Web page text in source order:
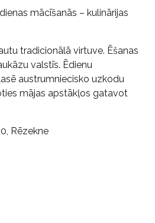
mācīšanās – kulinārijas
tradicionālā virtuve. Ēšanas
valstīs. Ēdienu
austrumniecisko uzkodu
mājas apstākļos gatavot
Rēzekne